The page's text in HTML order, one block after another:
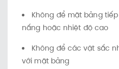
Không để mặt bảng
nắng hoặc nhiệt độ cao
Không để các vật sắc
với mặt bảng